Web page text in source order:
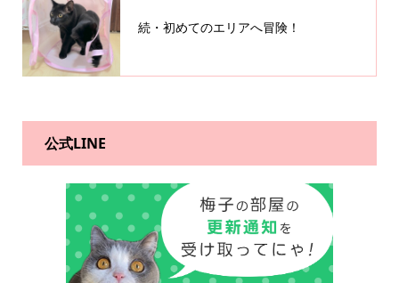
続・初めてのエリアへ冒険！
公式LINE